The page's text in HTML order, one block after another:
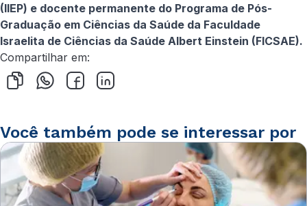
(IIEP) e docente permanente do Programa de Pós-
Graduação em Ciências da Saúde da Faculdade
Israelita de Ciências da Saúde Albert Einstein (FICSAE).
Compartilhar em:
Você também pode se interessar por